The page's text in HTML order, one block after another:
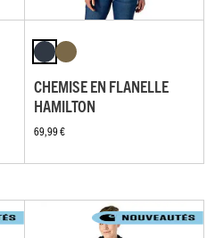
CHEMISE EN FLANELLE
HAMILTON
69,99 €